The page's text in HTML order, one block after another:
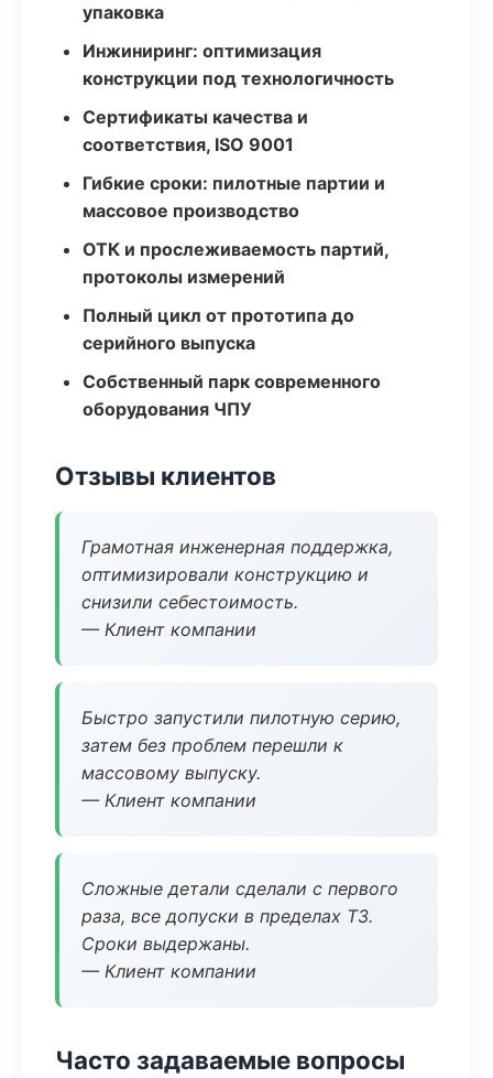
упаковка
Инжиниринг: оптимизация
конструкции под технологичность
Сертификаты качества и
соответствия, ISO 9001
Гибкие сроки: пилотные партии и
массовое производство
ОТК и прослеживаемость партий,
протоколы измерений
Полный цикл от прототипа до
серийного выпуска
Собственный парк современного
оборудования ЧПУ
Отзывы клиентов
Грамотная инженерная поддержка,
оптимизировали конструкцию и
снизили себестоимость.
— Клиент компании
Быстро запустили пилотную серию,
затем без проблем перешли к
массовому выпуску.
— Клиент компании
Сложные детали сделали с первого
раза, все допуски в пределах ТЗ.
Сроки выдержаны.
— Клиент компании
Часто задаваемые вопросы